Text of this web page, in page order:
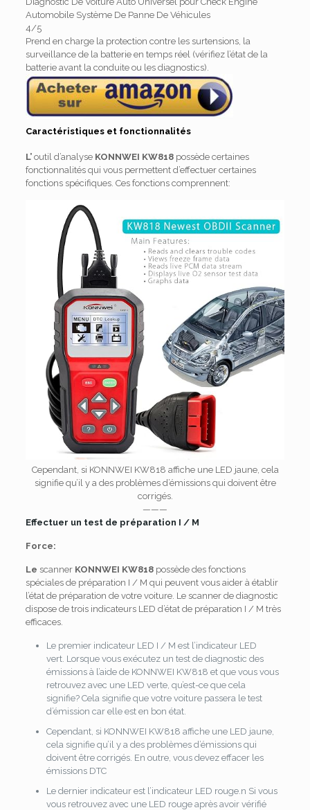
Automobile Système De Panne De Véhicules
4/5
Prend en charge la protection contre les surtensions, la
surveillance de la batterie en temps réel (vérifiez l’état de la
batterie avant la conduite ou les diagnostics).
Caractéristiques et fonctionnalités
L’outil d’analyse KONNWEI KW818possède certaines
fonctionnalités qui vous permettent d’effectuer certaines
fonctions spécifiques. Ces fonctions comprennent:
Cependant, si KONNWEI KW818 affiche une LED jaune, cela
signifie qu’il y a des problèmes d’émissions qui doivent être
corrigés.
———
Effectuer un test de préparation I / M
Force:
Le scanner KONNWEI KW818possède des fonctions
spéciales de préparation I / M qui peuvent vous aider à établir
l’état de préparation de votre voiture. Le scanner de diagnostic
dispose de trois indicateurs LED d’état de préparation I / M très
efficaces.
Le premier indicateur LED I / M est l’indicateur LED
vert. Lorsque vous exécutez un test de diagnostic des
émissions à l’aide de KONNWEI KW818 et que vous vous
retrouvez avec une LED verte, qu’est-ce que cela
signifie? Cela signifie que votre voiture passera le test
d’émission car elle est en bon état.
Cependant, si KONNWEI KW818 affiche une LED jaune,
cela signifie qu’il y a des problèmes d’émissions qui
doivent être corrigés. En outre, vous devez effacer les
émissions DTC
Le dernier indicateur est l’indicateur LED rouge.n Si vous
vous retrouvez avec une LED rouge après avoir vérifié